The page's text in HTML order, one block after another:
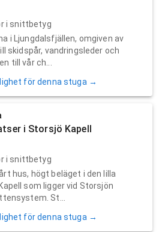
i snittbetyg
i Ljungdalsfjällen, omgiven av
skidspår, vandringsleder och
till vår ch...
för denna stuga →
i Storsjö Kapell
i snittbetyg
hus, högt beläget i den lilla
som ligger vid Storsjön
St...
för denna stuga →